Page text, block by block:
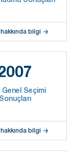
bilgi
Genel Seçimi
Sonuçları
bilgi